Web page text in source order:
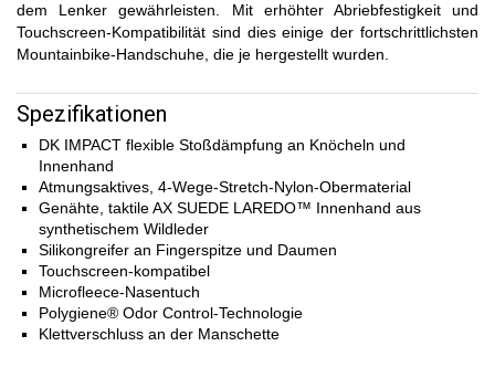
dem Lenker gewährleisten. Mit erhöhter Abriebfestigkeit und
Touchscreen-Kompatibilität sind dies einige der fortschrittlichsten
Mountainbike-Handschuhe, die je hergestellt wurden.
Spezifikationen
DK IMPACT flexible Stoßdämpfung an Knöcheln und
Innenhand
Atmungsaktives, 4-Wege-Stretch-Nylon-Obermaterial
Genähte, taktile AX SUEDE LAREDO™ Innenhand aus
synthetischem Wildleder
Silikongreifer an Fingerspitze und Daumen
Touchscreen-kompatibel
Microfleece-Nasentuch
Polygiene® Odor Control-Technologie
Klettverschluss an der Manschette